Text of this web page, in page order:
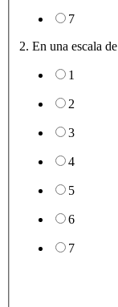
7
2. En una escala
1
2
3
4
5
6
7